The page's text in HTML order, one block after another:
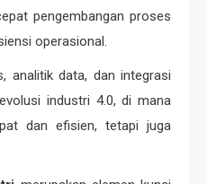
pengembangan proses
operasional.
analitik data, dan integrasi
industri 4.0, di mana
dan efisien, tetapi juga